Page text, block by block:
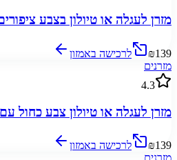
מזרן לעגלה או טיולון בצבע
₪139
לרכישה באמזון
מזרנים
4.3
מזרן לעגלה או טיולון צבע כחול עם
₪139
לרכישה באמזון